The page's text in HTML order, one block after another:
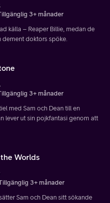
3+ månader
källa – Reaper Billie, medan de
dement doktors spöke.
3+ månader
med Sam och Dean till en
lever ut sin pojkfantasi genom att
Worlds
3+ månader
Sam och Dean sitt sökande